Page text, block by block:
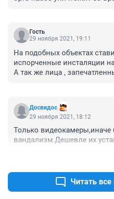
Гость
29 ноября 2021, 19:11
На подобных объектах
испорченные инсталяции
А так же лица ,
(либо самим приводить в
оплачивать услугу )
Досвидос
29 ноября 2021, 18:12
Только видеокамеры,иначе
вандализм.Дешевле их
Читать